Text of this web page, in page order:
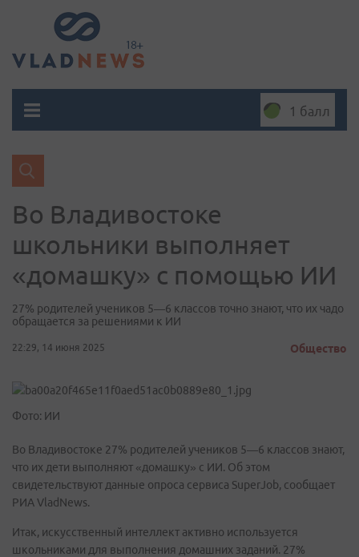
1 балл
Во Владивостоке
школьники выполняет
«домашку» с помощью ИИ
27% родителей учеников 5—6 классов точно знают, что их чадо
обращается за решениями к ИИ
22:29, 14 июня 2025 Общество
Фото: ИИ
Во Владивостоке 27% родителей учеников 5—6 классов знают,
что их дети выполняют «домашку» с ИИ. Об этом
свидетельствуют данные опроса сервиса SuperJob, сообщает
РИА VladNews.
Итак, искусственный интеллект активно используется
школьниками для выполнения домашних заданий. 27%